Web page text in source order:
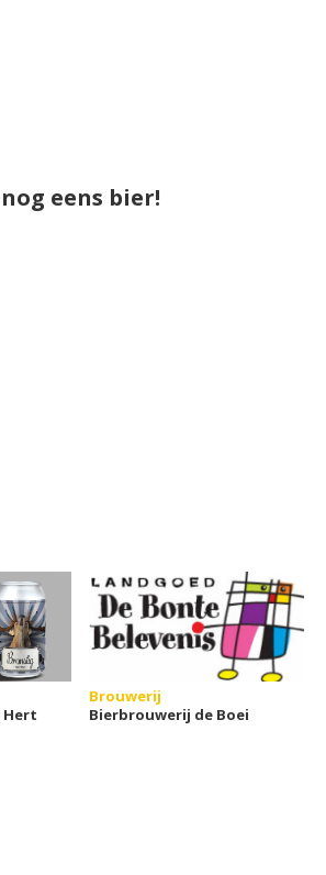
eens bier!
Hert
Brouwerij
Bierbrouwerij de Boei